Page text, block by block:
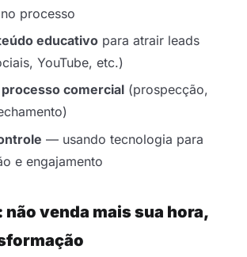
processo
educativo para atrair leads
YouTube, etc.)
comercial (prospecção,
— usando tecnologia para
e engajamento
venda mais sua hora,